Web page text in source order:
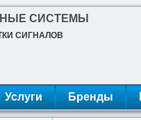
СИСТЕМЫ
СИГНАЛОВ
Услуги Бренды